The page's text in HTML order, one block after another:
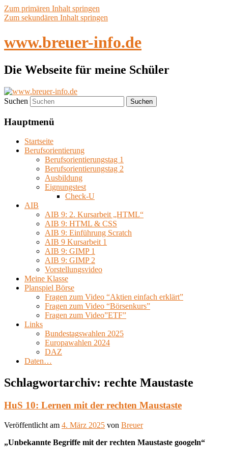
Zum primären Inhalt springen
Zum sekundären Inhalt springen
www.breuer-info.de
Die Webseite für meine Schüler
Suchen
Hauptmenü
Startseite
Berufsorientierung
Berufsorientierungstag 1
Berufsorientierungstag 2
Ausbildung
Eignungstest
Check-U
AIB
AIB 9: 2. Kursarbeit „HTML“
AIB 9: HTML & CSS
AIB 9: Einführung Scratch
AIB 9 Kursarbeit 1
AIB 9: GIMP 1
AIB 9: GIMP 2
Vorstellungsvideo
Meine Klasse
Planspiel Börse
Fragen zum Video “Aktien einfach erklärt”
Fragen zum Video “Börsenkurs”
Fragen zum Video”ETF”
Links
Bundestagswahlen 2025
Europawahlen 2024
DAZ
Daten…
Schlagwortarchiv: rechte Maustaste
HuS 10: Lernen mit der rechten Maustaste
Veröffentlicht am 4. März 2025 von Breuer
„Unbekannte Begriffe mit der rechten Maustaste googeln“